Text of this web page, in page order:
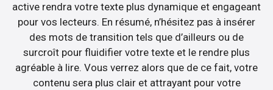
active rendra votre texte plus dynamique et engageant
pour vos lecteurs. En résumé, n’hésitez pas à insérer
des mots de transition tels que d’ailleurs ou de
surcroît pour fluidifier votre texte et le rendre plus
agréable à lire. Vous verrez alors que de ce fait, votre
contenu sera plus clair et attrayant pour votre